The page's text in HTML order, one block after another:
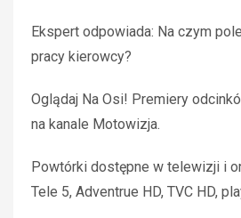
Ekspert odpowiada: Na czym
pracy kierowcy?
Oglądaj Na Osi! Premiery
na kanale Motowizja.
Powtórki dostępne w telewizji i
Tele 5, Adventrue HD, TVC HD,